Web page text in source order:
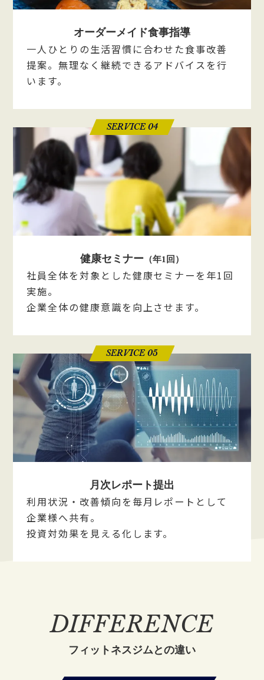
オーダーメイド食事指導
一人ひとりの生活習慣に合わせた食事改善
提案。無理なく継続できるアドバイスを行
います。
SERVICE 04
健康セミナー （年1回）
社員全体を対象とした健康セミナーを年1回
実施。
企業全体の健康意識を向上させます。
SERVICE 05
月次レポート提出
利用状況・改善傾向を毎月レポートとして
企業様へ共有。
投資対効果を見える化します。
DIFFERENCE
フィットネスジムとの違い